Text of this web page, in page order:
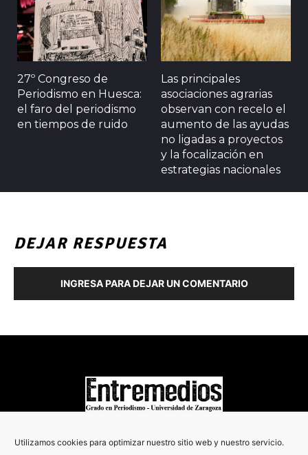
Utilizamos cookies para optimizar nuestro sitio web y nuestro servicio.
27º Congreso de
Periodismo en Huesca:
el faro del periodismo
en tiempos de ruido
Las principales
asociaciones agrarias
observan con recelo el
aumento de las ayudas
no ligadas a proyectos
y la focalización en
estrategias nacionales
DEJAR RESPUESTA
INGRESA PARA DEJAR UN COMENTARIO